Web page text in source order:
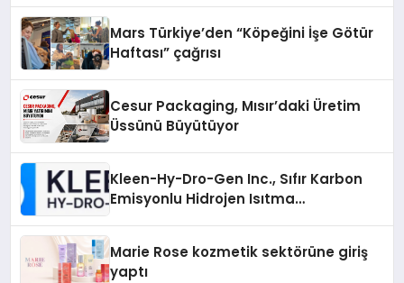
Mars Türkiye’den “Köpeğini İşe Götür
Haftası” çağrısı
Cesur Packaging, Mısır’daki Üretim
Üssünü Büyütüyor
Kleen-Hy-Dro-Gen Inc., Sıfır Karbon
Emisyonlu Hidrojen Isıtma
Marie Rose kozmetik sektörüne giriş
yaptı